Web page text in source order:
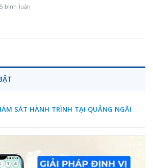
5 bình luận
SÁT HÀNH TRÌNH TẠI QUẢNG NGÃI